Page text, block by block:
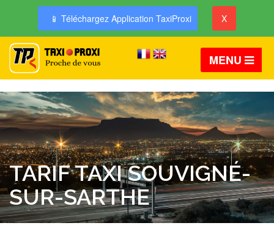
📱 Téléchargez Application TaxiProxi X
MENU
TARIF TAXI SOUVIGNÉ-
SUR-SARTHE